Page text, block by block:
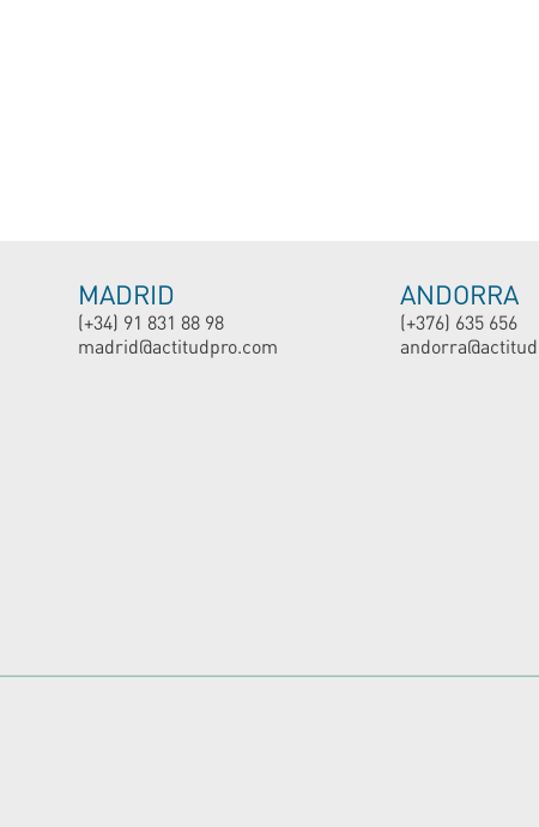
MADRID
(+34) 91 831 88 98
madrid@actitudpro.com
ANDORRA
(+376) 635 656